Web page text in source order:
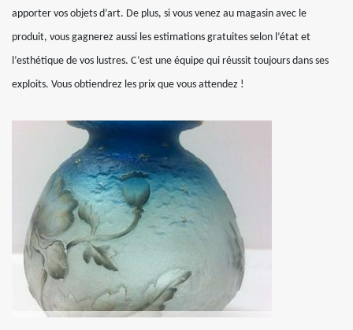
apporter vos objets d’art. De plus, si vous venez au magasin avec le
produit, vous gagnerez aussi les estimations gratuites selon l’état et
l’esthétique de vos lustres. C’est une équipe qui réussit toujours dans ses
exploits. Vous obtiendrez les prix que vous attendez !